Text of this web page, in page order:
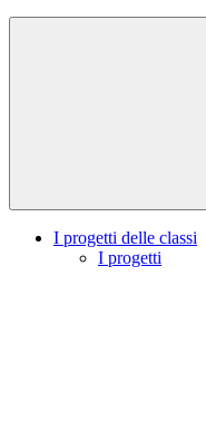
I progetti delle classi
I progetti